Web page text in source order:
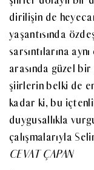
dirilişin de
yaşantısında
sarsıntılarına
arasında güzel bir
şiirlerin belki de
kadar ki, bu
duygusallıkla
çalışmalarıyla
CEVAT ÇAPAN